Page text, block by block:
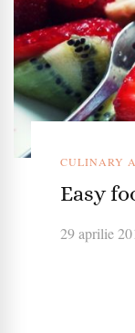
CULINARY
Easy
29 aprilie